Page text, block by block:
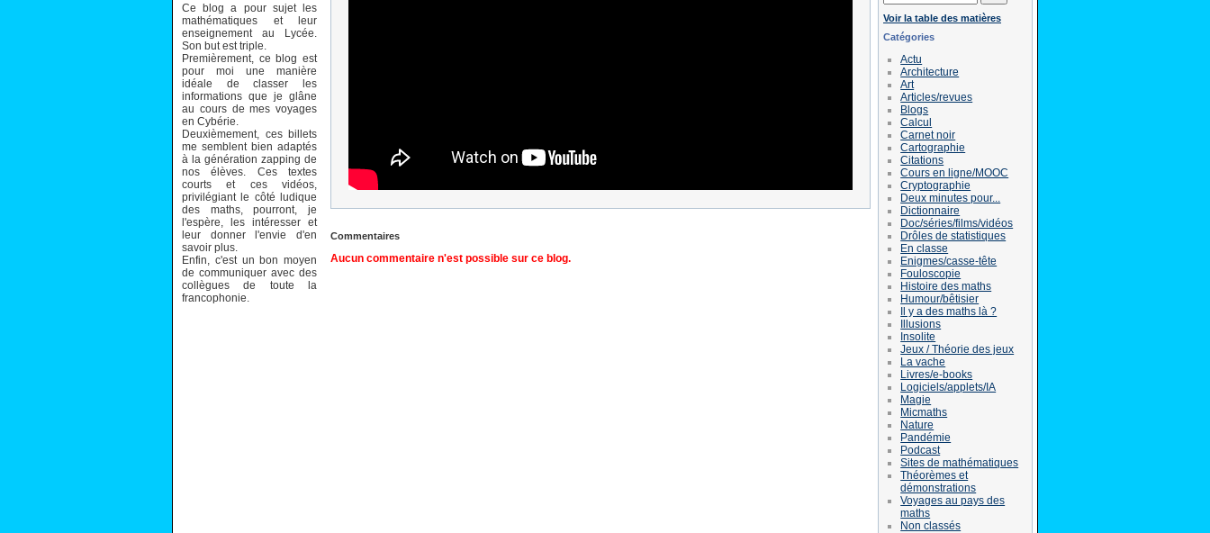
Ce blog a pour sujet les
mathématiques et leur
enseignement au Lycée.
Son but est triple.
Premièrement, ce blog est
pour moi une manière
idéale de classer les
informations que je glâne
au cours de mes voyages
en Cybérie.
Deuxièmement, ces billets
me semblent bien adaptés
à la génération zapping de
nos élèves. Ces textes
courts et ces vidéos,
privilégiant le côté ludique
des maths, pourront, je
l'espère, les intéresser et
leur donner l'envie d'en
savoir plus.
Enfin, c'est un bon moyen
de communiquer avec des
collègues de toute la
francophonie.
Commentaires
Aucun commentaire n'est possible sur ce blog.
Voir la table des matières
Catégories
Actu
Architecture
Art
Articles/revues
Blogs
Calcul
Carnet noir
Cartographie
Citations
Cours en ligne/MOOC
Cryptographie
Deux minutes pour...
Dictionnaire
Doc/séries/films/vidéos
Drôles de statistiques
En classe
Enigmes/casse-tête
Fouloscopie
Histoire des maths
Humour/bêtisier
Il y a des maths là ?
Illusions
Insolite
Jeux / Théorie des jeux
La vache
Livres/e-books
Logiciels/applets/IA
Magie
Micmaths
Nature
Pandémie
Podcast
Sites de mathématiques
Théorèmes et
démonstrations
Voyages au pays des
maths
Non classés